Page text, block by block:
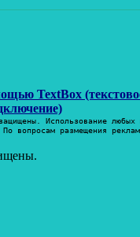
вычисления с помощью TextBox
Использование любых
По вопросам размещения